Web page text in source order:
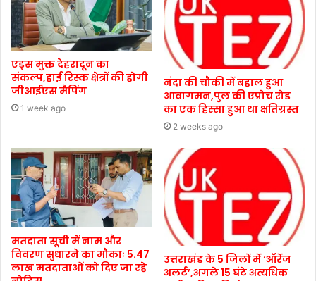
एड्स मुक्त देहरादून का
संकल्प,हाई रिस्क क्षेत्रों की होगी
जीआईएस मैपिंग
1 week ago
नंदा की चौकी में बहाल हुआ
आवागमन,पुल की एप्रोच रोड
का एक हिस्सा हुआ था क्षतिग्रस्त
2 weeks ago
मतदाता सूची में नाम और
विवरण सुधारने का मौकाः 5.47
लाख मतदाताओं को दिए जा रहे
उत्तराखंड के 5 जिलों में ‘ऑरेंज
अलर्ट’,अगले 15 घंटे अत्यधिक